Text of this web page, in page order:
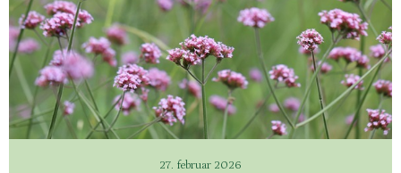
27. februar 2026